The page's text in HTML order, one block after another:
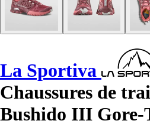
La Sportiva
Chaussures de
Bushido III Gore-